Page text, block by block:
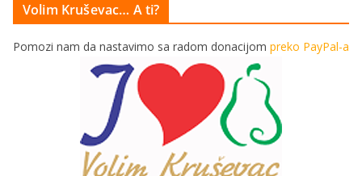
Volim Kruševac… A ti?
Pomozi nam da nastavimo sa radom donacijom preko PayPal-a